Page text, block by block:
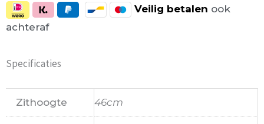
Veilig betalen ook
achteraf
Specificaties
Zithoogte 46cm